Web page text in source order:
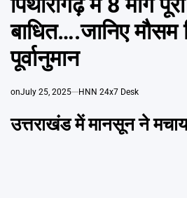
बाधित….जानिए मौसम
पूर्वानुमान
onJuly 25, 2025 HNN 24x7 Desk
उत्तराखंड में मानसून ने